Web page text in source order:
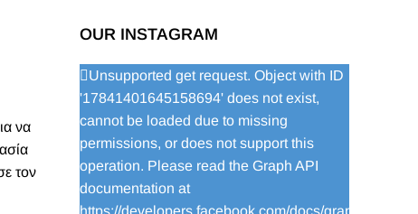
να
τον
OUR INSTAGRAM
Unsupported get request. Object with ID
'17841401645158694' does not exist,
cannot be loaded due to missing
permissions, or does not support this
operation. Please read the Graph API
documentation at
https://developers.facebook.com/docs/graph-